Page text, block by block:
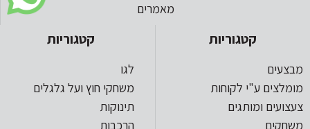
מאמרים
קטגוריות
מבצעים
מומלצים ע"י לקוחות
צעצועים ומותגים
משחקים
קטגוריות
לגו
משחקי חוץ ועל גלגלים
תינוקות
הרכבות